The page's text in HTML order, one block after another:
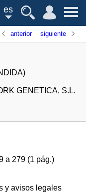
es
anterior siguiente
GENETICA, S.L.
a 279 (1 pág.)
y avisos legales